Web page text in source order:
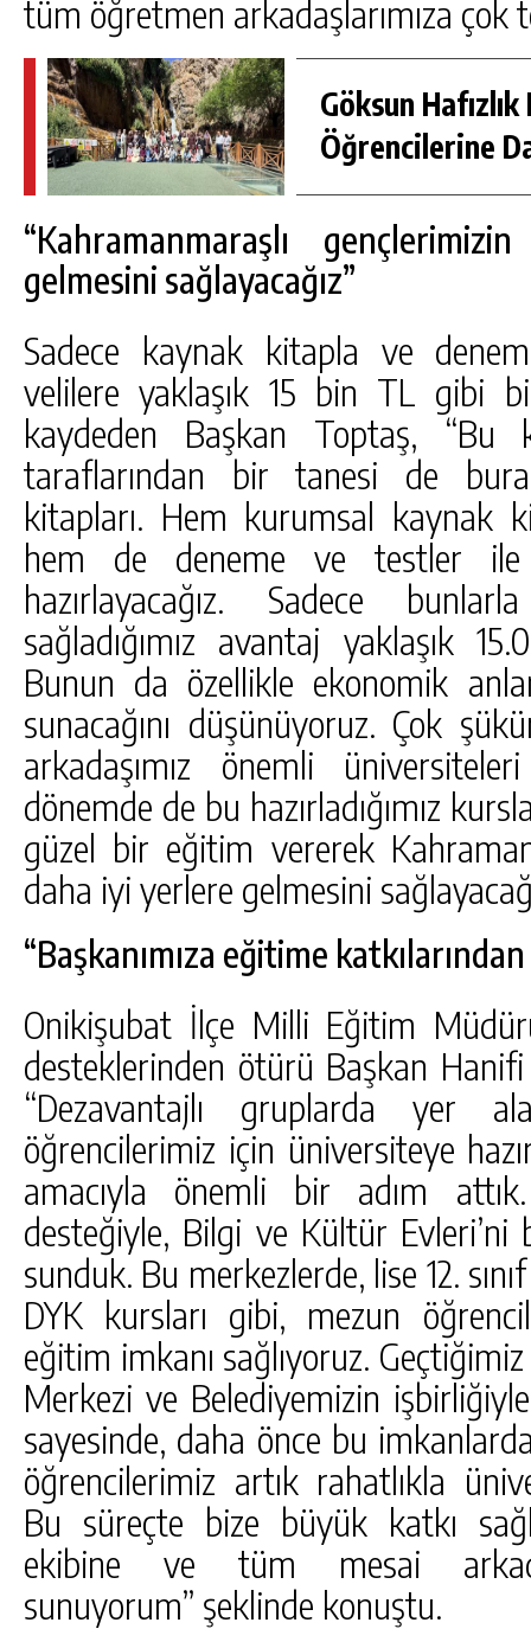
tüm öğretmen arkadaşlarımıza çok
Göksun Hafızlık
Öğrencilerine
“Kahramanmaraşlı
gelmesini sağlayacağız”
Sadece kaynak kitapla ve
velilere yaklaşık 15 bin TL gibi
kaydeden Başkan Toptaş,
taraflarından bir tanesi de
kitapları. Hem kurumsal kaynak
hem de deneme ve testler ile
hazırlayacağız. Sadece
sağladığımız avantaj yaklaşık
Bunun da özellikle ekonomik
sunacağını düşünüyoruz. Çok
arkadaşımız önemli
dönemde de bu hazırladığımız
güzel bir eğitim vererek
daha iyi yerlere gelmesini
“Başkanımıza eğitime
Onikişubat İlçe Milli Eğitim
desteklerinden ötürü Başkan
“Dezavantajlı gruplarda yer
öğrencilerimiz için üniversiteye
amacıyla önemli bir adım attık.
desteğiyle, Bilgi ve Kültür
sunduk. Bu merkezlerde, lise 12.
DYK kursları gibi, mezun
eğitim imkanı sağlıyoruz.
Merkezi ve Belediyemizin
sayesinde, daha önce bu
öğrencilerimiz artık rahatlıkla
Bu süreçte bize büyük katkı
ekibine ve tüm mesai
sunuyorum” şeklinde konuştu.